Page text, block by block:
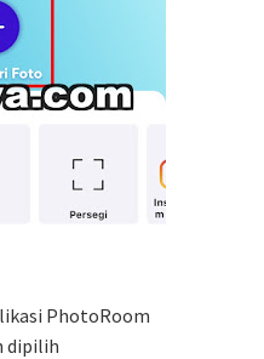
PhotoRoom
dipilih